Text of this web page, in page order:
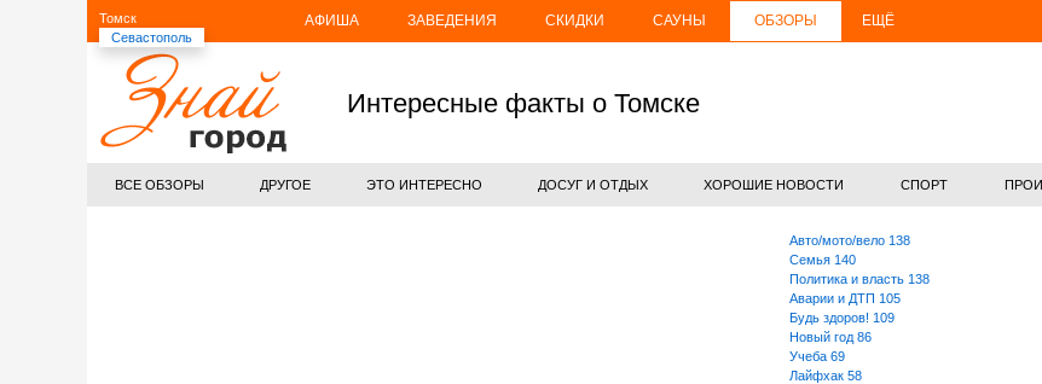
Томск
Севастополь
АФИША ЗАВЕДЕНИЯ СКИДКИ САУНЫ ОБЗОРЫ ЕЩЁ
Интересные факты о Томске
ВСЕ ОБЗОРЫ ДРУГОЕ ЭТО ИНТЕРЕСНО ДОСУГ И ОТДЫХ ХОРОШИЕ НОВОСТИ СПОРТ
Авто/мото/вело 138
Семья 140
Политика и власть 138
Аварии и ДТП 105
Будь здоров! 109
Новый год 86
Учеба 69
Лайфхак 58